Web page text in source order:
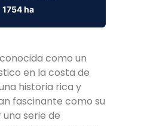
1754 ha
como un
en la costa de
historia rica y
fascinante como su
serie de